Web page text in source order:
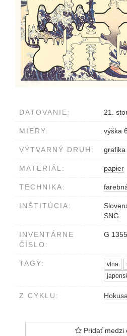
DATOVANIE: 21.
MIERY: výška
VÝTVARNÝ DRUH: grafika
MATERIÁL: papier
TECHNIKA:
INŠTITÚCIA:
SNG
INVENTÁRNE
ČÍSLO:
G
TAGY: vlna
Z CYKLU:
Pridať medzi